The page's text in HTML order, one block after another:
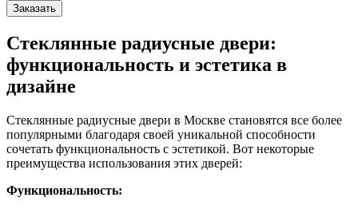
Заказать
Стеклянные радиусные двери:
функциональность и эстетика в
дизайне
Стеклянные радиусные двери в Москве становятся все более
популярными благодаря своей уникальной способности
сочетать функциональность с эстетикой. Вот некоторые
преимущества использования этих дверей:
Функциональность: